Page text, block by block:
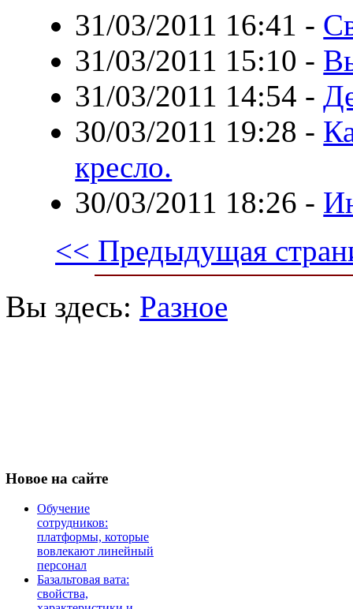
31/03/2011 16:41 -
31/03/2011 15:10 -
31/03/2011 14:54 -
30/03/2011 19:28 -
кресло.
30/03/2011 18:26 -
<< Предыдущая
Вы здесь: Разное
Новое на сайте
Обучение
сотрудников:
платформы, которые
вовлекают линейный
персонал
Базальтовая вата:
свойства,